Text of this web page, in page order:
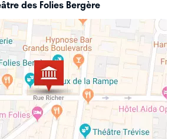
des Folies Bergère